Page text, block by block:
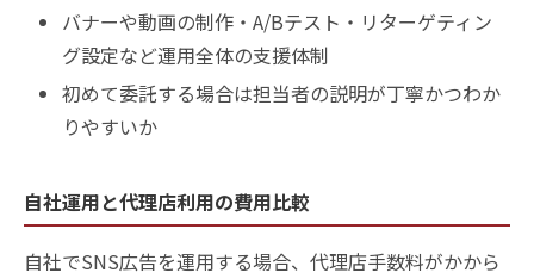
バナーや動画の制作・A/Bテスト・リターゲティン
グ設定など運用全体の支援体制
初めて委託する場合は担当者の説明が丁寧かつわか
りやすいか
自社運用と代理店利用の費用比較
自社でSNS広告を運用する場合、代理店手数料がかから